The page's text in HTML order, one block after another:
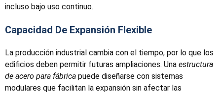
incluso bajo uso continuo.
Capacidad De Expansión Flexible
La producción industrial cambia con el tiempo, por lo que los
edificios deben permitir futuras ampliaciones. Una estructura
de acero para fábrica puede diseñarse con sistemas
modulares que facilitan la expansión sin afectar las